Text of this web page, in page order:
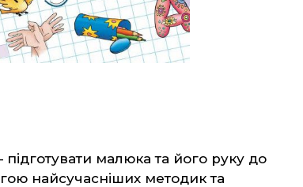
малюка та його руку до
найсучасніших методик та